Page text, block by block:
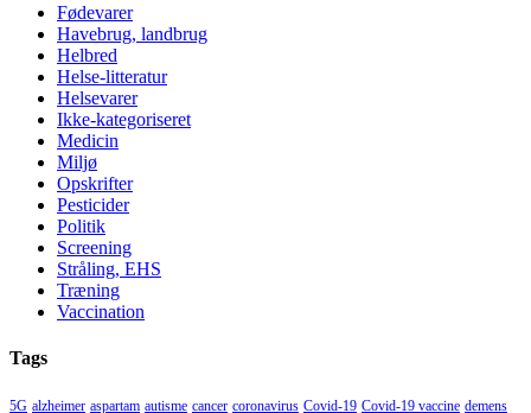
Fødevarer
Havebrug, landbrug
Helbred
Helse-litteratur
Helsevarer
Ikke-kategoriseret
Medicin
Miljø
Opskrifter
Pesticider
Politik
Screening
Stråling, EHS
Træning
Vaccination
Tags
5G alzheimer aspartam autisme cancer coronavirus Covid-19 Covid-19 vaccine demens